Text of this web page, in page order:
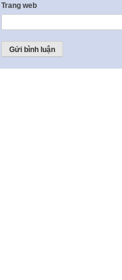
Trang web